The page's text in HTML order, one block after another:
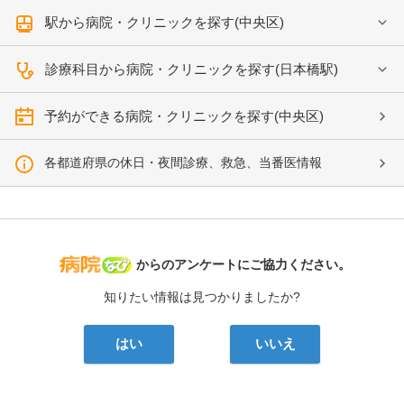
駅から病院・クリニックを探す(中央区)
診療科目から病院・クリニックを探す(日本橋駅)
予約ができる病院・クリニックを探す(中央区)
各都道府県の休日・夜間診療、救急、当番医情報
病院なび
からのアンケートにご協力ください。
知りたい情報は見つかりましたか?
はい いいえ